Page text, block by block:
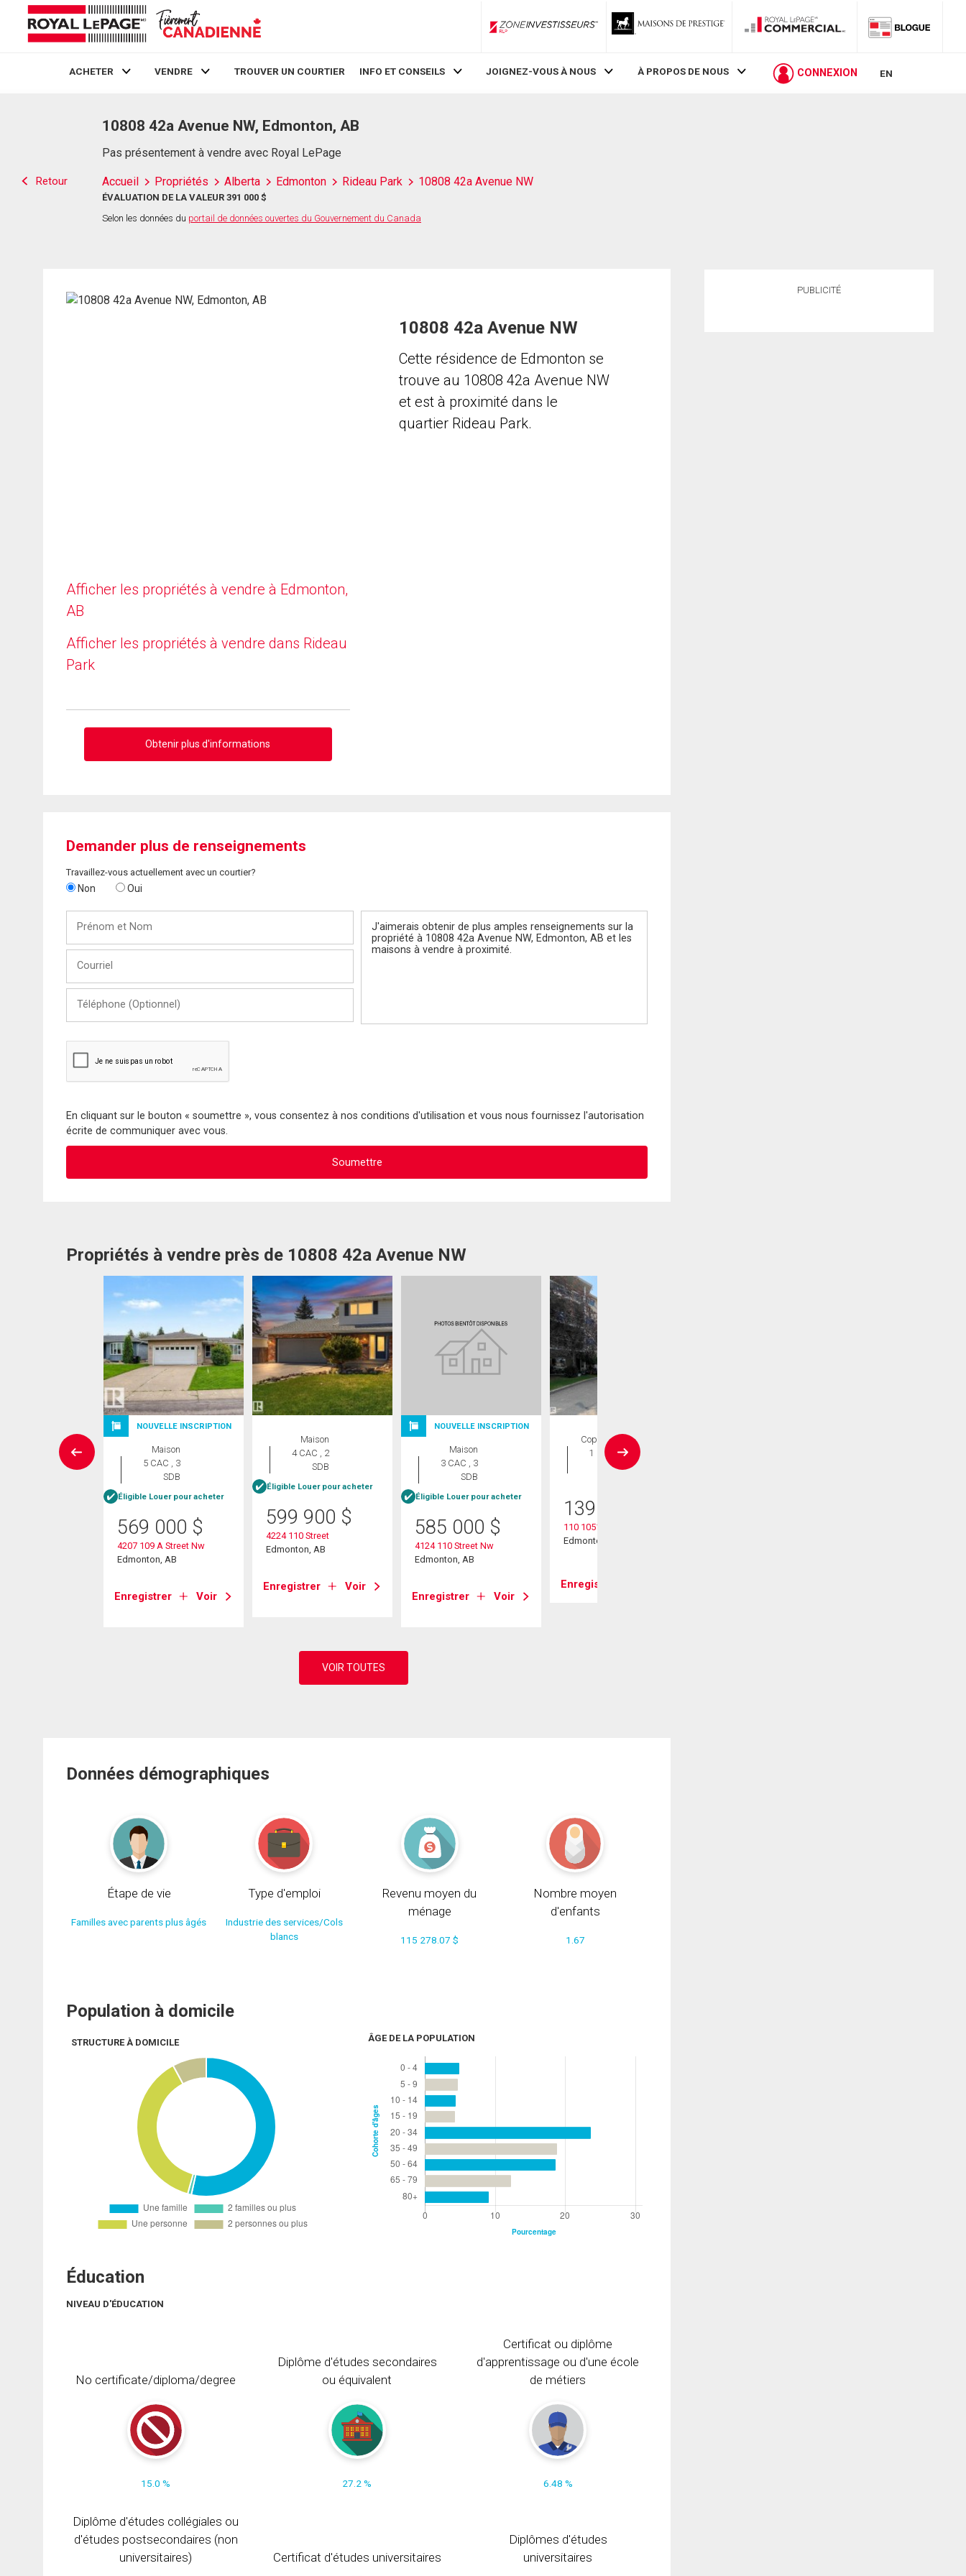
ZoneInvestisseurs RLP
ACHETER VENDRE TROUVER UN COURTIER INFO ET CONSEILS JOIGNEZ-VOUS À NOUS À PROPOS DE NOUS CONNEXION EN
Retour
10808 42a Avenue NW, Edmonton, AB
Pas présentement à vendre avec Royal LePage
Accueil Propriétés Alberta Edmonton Rideau Park 10808 42a Avenue NW
ÉVALUATION DE LA VALEUR 391 000 $
Selon les données du portail de données ouvertes du Gouvernement du Canada
Afficher les propriétés à vendre à Edmonton,
AB
Afficher les propriétés à vendre dans Rideau
Park
Obtenir plus d'informations
10808 42a Avenue NW
Cette résidence de Edmonton se
trouve au 10808 42a Avenue NW
et est à proximité dans le
quartier Rideau Park.
Demander plus de renseignements
Travaillez-vous actuellement avec un courtier?
Non Oui
Nom
(Optionnel)
En cliquant sur le bouton « soumettre », vous consentez à nos conditions d'utilisation et vous nous fournissez l'autorisation
écrite de communiquer avec vous.
Propriétés à vendre près de 10808 42a Avenue NW
NOUVELLE INSCRIPTION
Maison
5 CAC , 3
SDB
Éligible Louer pour acheter
569 000 $
4207 109 A Street Nw
Edmonton, AB
Enregistrer Voir
Maison
4 CAC , 2
SDB
Éligible Louer pour acheter
599 900 $
4224 110 Street
Edmonton, AB
Enregistrer Voir
NOUVELLE INSCRIPTION
Maison
3 CAC , 3
SDB
Éligible Louer pour acheter
585 000 $
4124 110 Street Nw
Edmonton, AB
Enregistrer Voir
Copropriété
1 CAC , 1
SDB
139 000
110 10511 42 Avenue
Edmonton, AB
Enregistrer
Données démographiques
Étape de vie
Familles avec parents plus âgés
Type d'emploi
Industrie des services/Cols
blancs
Revenu moyen du
ménage
115 278.07 $
Nombre moyen
d'enfants
1.67
Population à domicile
STRUCTURE À DOMICILE ÂGE DE LA POPULATION
Éducation
NIVEAU D'ÉDUCATION
No certificate/diploma/degree
15.0 %
Diplôme d'études secondaires
ou équivalent
27.2 %
Certificat ou diplôme
d'apprentissage ou d'une école
de métiers
6.48 %
Diplôme d'études collégiales ou
d'études postsecondaires (non
universitaires)
Certificat d'études universitaires
Diplômes d'études
universitaires
PUBLICITÉ